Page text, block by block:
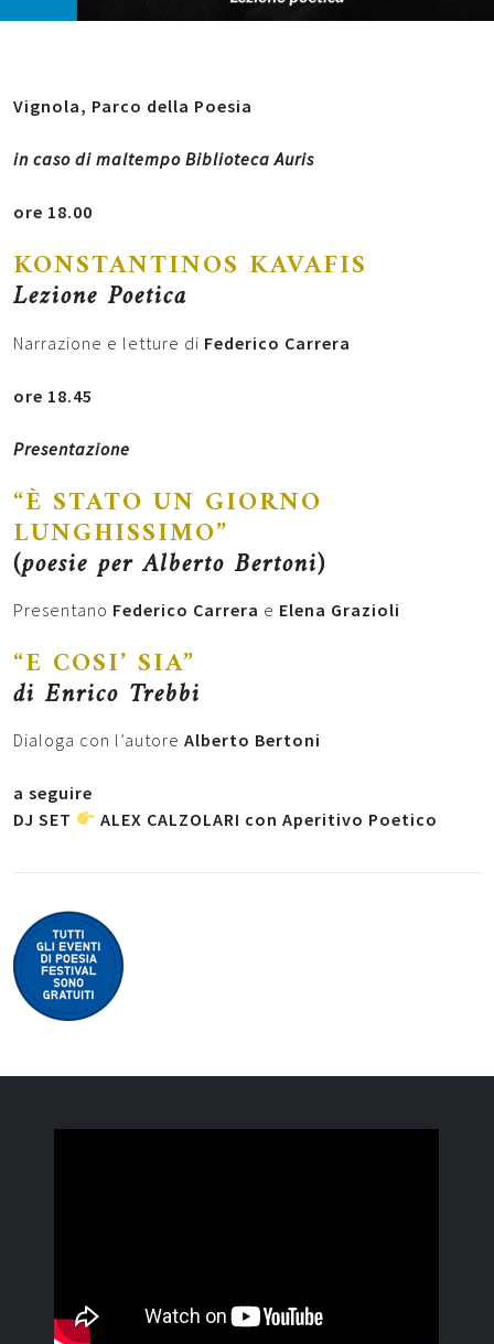
Vignola, Parco della Poesia
in caso di maltempo Biblioteca Auris
ore 18.00
KONSTANTINOS KAVAFIS
Lezione Poetica
Narrazione e letture di Federico Carrera
ore 18.45
Presentazione
“È STATO UN GIORNO
LUNGHISSIMO”
(poesie per Alberto Bertoni)
Presentano Federico Carrera e Elena Grazioli
“E COSI’ SIA”
di Enrico Trebbi
Dialoga con l’autore Alberto Bertoni
a seguire
DJ SET
ALEX CALZOLARI con Aperitivo Poetico